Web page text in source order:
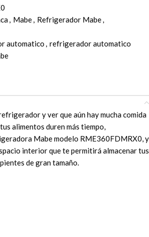
, Mabe, Refrigerador Mabe,
automatico , refrigerador automatico
y ver que aún hay mucha comida
alimentos duren más tiempo,
Mabe modelo RME360FDMRX0, y
interior que te permitirá almacenar tus
de gran tamaño.